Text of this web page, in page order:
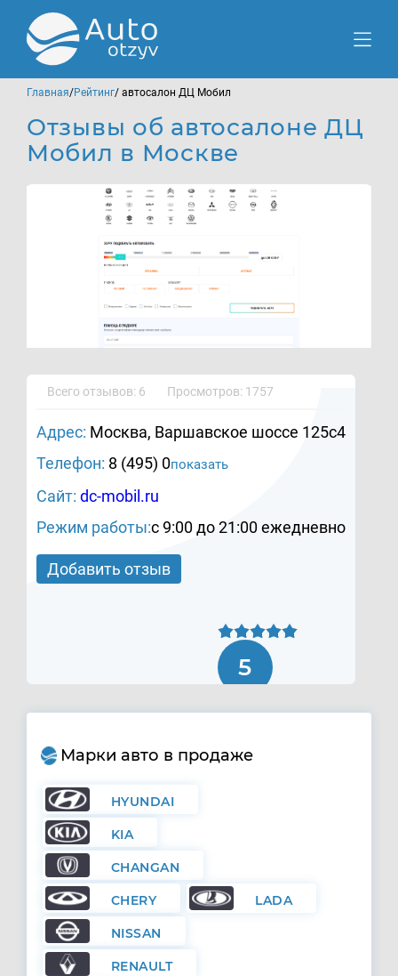
Главная/Рейтинг/ автосалон ДЦ Мобил
Отзывы об автосалоне ДЦ
Мобил в Москве
Всего отзывов: 6 Просмотров: 1757
Адрес: Москва, Варшавское шоссе 125с4
Телефон: 8 (495) 0показать
Сайт: dc-mobil.ru
Режим работы:c 9:00 до 21:00 ежедневно
Добавить отзыв
5
Марки авто в продаже
HYUNDAI
KIA
CHANGAN
CHERY LADA
NISSAN
RENAULT